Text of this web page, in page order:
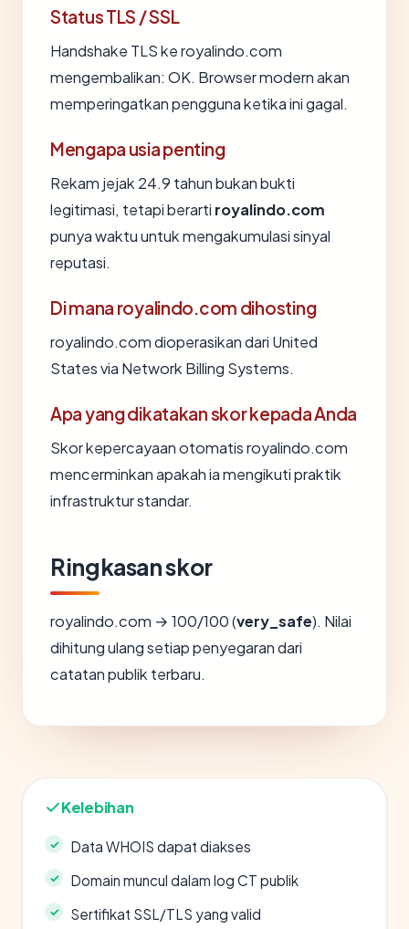
Status TLS / SSL
Handshake TLS ke royalindo.com
mengembalikan: OK. Browser modern akan
memperingatkan pengguna ketika ini gagal.
Mengapa usia penting
Rekam jejak 24.9 tahun bukan bukti
legitimasi, tetapi berarti royalindo.com
punya waktu untuk mengakumulasi sinyal
reputasi.
Di mana royalindo.com dihosting
royalindo.com dioperasikan dari United
States via Network Billing Systems.
Apa yang dikatakan skor kepada Anda
Skor kepercayaan otomatis royalindo.com
mencerminkan apakah ia mengikuti praktik
infrastruktur standar.
Ringkasan skor
royalindo.com → 100/100 (very_safe). Nilai
dihitung ulang setiap penyegaran dari
catatan publik terbaru.
Kelebihan
Data WHOIS dapat diakses
Domain muncul dalam log CT publik
Sertifikat SSL/TLS yang valid